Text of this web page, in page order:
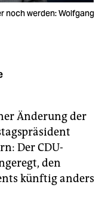
noch werden: Wolfgang
Änderung der
Der CDU-
den
künftig anders